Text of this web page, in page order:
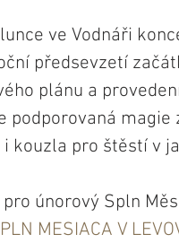
ve Vodnáři
předsevzetí
plánu a
podporovaná
kouzla pro štěstí v
únorový Spln
MESIACA V